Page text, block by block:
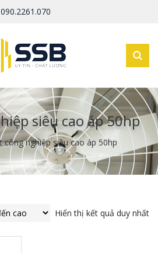
siêu cao áp 50hp
công nghiệp siêu cao áp 50hp
Hiển thị kết quả duy nhất